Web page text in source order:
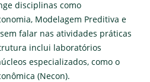
disciplinas como
Modelagem Preditiva e
falar nas atividades práticas
inclui laboratórios
especializados, como o
(Necon).